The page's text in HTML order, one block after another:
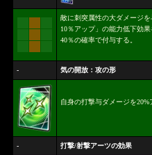
敵に刺突属性の大ダメージ
10％アップ」の能力低下効
40％の確率で付与する。
- 気の開放：攻の形
自身の打撃与ダメージを20%
- 打撃/射撃アーツの効果